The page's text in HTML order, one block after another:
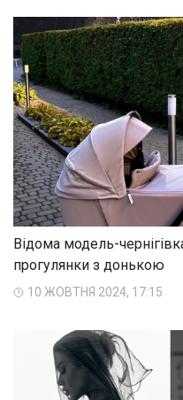
Відома модель-
прогулянки з донькою
10 ЖОВТНЯ 2024, 17:15